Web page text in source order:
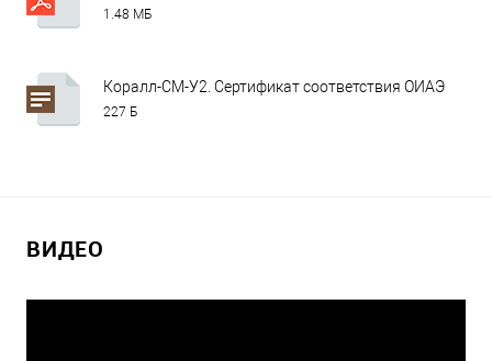
1.48 МБ
Коралл-СМ-У2. Сертификат соответствия ОИАЭ по
227 Б
ВИДЕО